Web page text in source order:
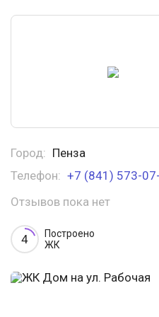
Город: Пенза
Телефон: +7 (841) 573-
Отзывов пока нет
4
Построено
ЖК